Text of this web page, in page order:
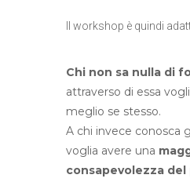
Il workshop è quindi
Chi non sa nulla di
attraverso di essa
meglio se stesso.
A chi invece conosca
voglia avere una
consapevolezza